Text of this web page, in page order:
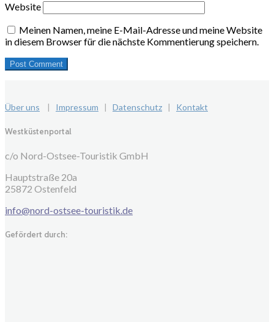
Website
Meinen Namen, meine E-Mail-Adresse und meine Website
in diesem Browser für die nächste Kommentierung speichern.
Über uns | Impressum | Datenschutz | Kontakt
Westküstenportal
c/o Nord-Ostsee-Touristik GmbH
Hauptstraße 20a
25872 Ostenfeld
info@nord-ostsee-touristik.de
Gefördert durch: